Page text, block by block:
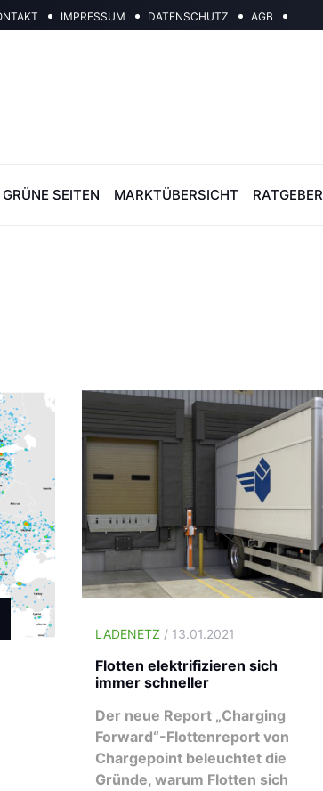
IMPRESSUM DATENSCHUTZ AGB
GRÜNE SEITEN MARKTÜBERSICHT RATGEBER
LADENETZ / 13.01.2021
Flotten elektrifizieren sich
immer schneller
Der neue Report „Charging
Forward“-Flottenreport von
Chargepoint beleuchtet die
Gründe, warum Flotten sich